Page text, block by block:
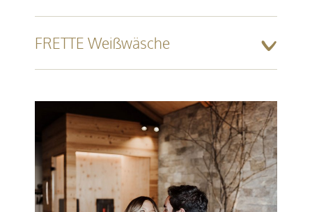
FRETTE Weißwäsche